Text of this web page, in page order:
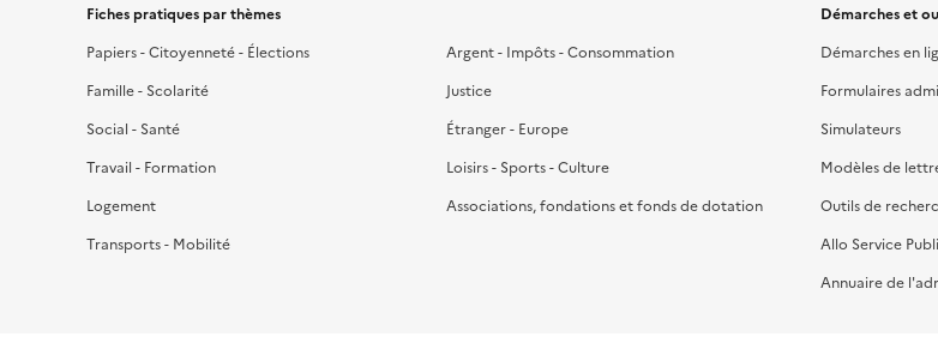
Fiches pratiques par thèmes
Papiers - Citoyenneté - Élections
Famille - Scolarité
Social - Santé
Travail - Formation
Logement
Transports - Mobilité
Argent - Impôts - Consommation
Justice
Étranger - Europe
Loisirs - Sports - Culture
Associations, fondations et fonds de dotation
Démarches et
Démarches en
Formulaires
Simulateurs
Modèles de
Outils de
Allo Service
Annuaire de